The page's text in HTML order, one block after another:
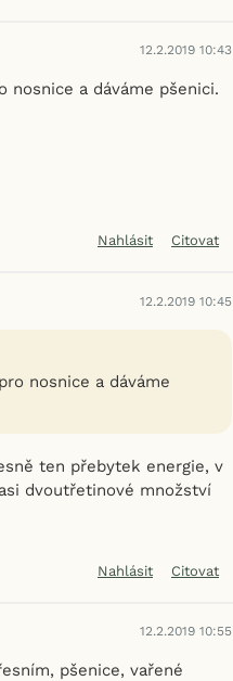
12.2.2019 10:43
nosnice a dáváme pšenici.
Nahlásit Citovat
12.2.2019 10:45
nosnice a dáváme
ten přebytek energie, v
dvoutřetinové množství
Nahlásit Citovat
12.2.2019 10:55
pšenice, vařené